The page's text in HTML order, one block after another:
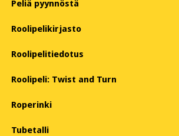
Peliä pyynnöstä
Roolipelikirjasto
Roolipelitiedotus
Roolipeli: Twist and Turn
Roperinki
Tubetalli